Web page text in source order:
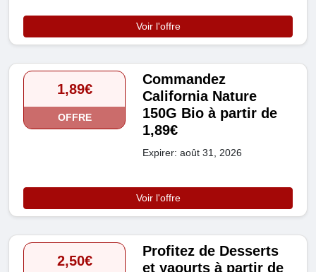
Voir l'offre
1,89€
OFFRE
Commandez
California Nature
150G Bio à partir de
1,89€
Expirer: août 31, 2026
Voir l'offre
2,50€
Profitez de Desserts
et yaourts à partir de